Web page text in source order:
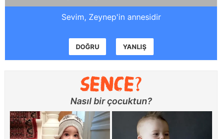
Sevim, Zeynep'in annesidir
DOĞRU YANLIŞ
Nasıl bir çocuktun?